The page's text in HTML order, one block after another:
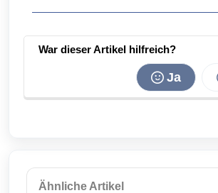
War dieser Artikel hilfreich?
Ja
Ähnliche Artikel